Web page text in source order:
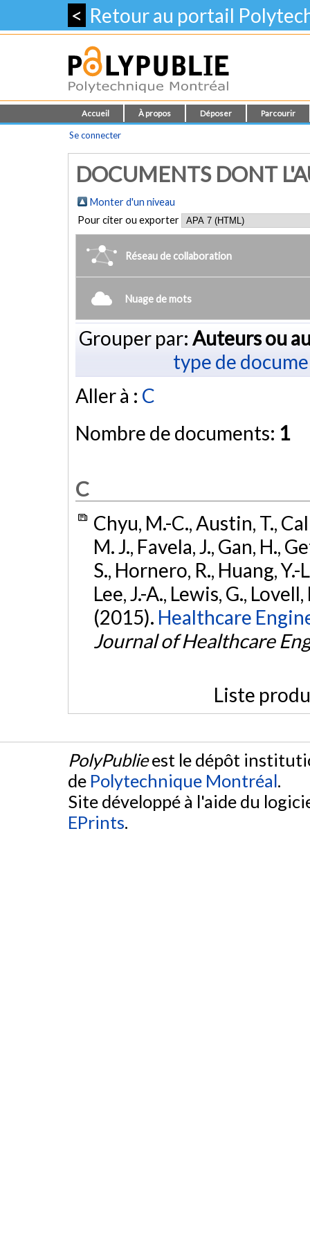
< Retour au portail
Accueil À propos Déposer Parcourir
Se connecter
DOCUMENTS DONT
Monter d'un niveau
Pour citer ou exporter
Réseau de collaboration
Nuage de mots
Grouper par: Auteurs ou
type de
Aller à : C
Nombre de documents: 1
C
Chyu, M.-C., Austin, T.,
M. J., Favela, J., Gan, H.,
S., Hornero, R., Huang, Y.-
Lee, J.-A., Lewis, G.,
(2015). Healthcare
Journal of Healthcare
Liste
PolyPublieest le dépôt
de Polytechnique Montréal.
Site développé à l'aide du
EPrints.